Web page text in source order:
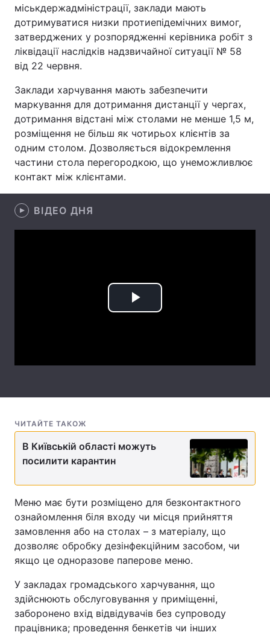
Економіка Світ
Спорт Наука
Техно і зв'язок
Зброя Інциденти
Здоров'я
Цікавинки Погода
Екологія Регіони
Лонгріди
Відео з Youtube Статті
Вакансії
Тема оформлення
міськдержадміністрації, заклади мають
дотримуватися низки протиепідемічних вимог,
затверджених у розпорядженні керівника робіт з
ліквідації наслідків надзвичайної ситуації № 58
від 22 червня.
Заклади харчування мають забезпечити
маркування для дотримання дистанції у чергах,
дотримання відстані між столами не менше 1,5 м,
розміщення не більш як чотирьох клієнтів за
одним столом. Дозволяється відокремлення
частини стола перегородкою, що унеможливлює
контакт між клієнтами.
ВІДЕО ДНЯ
Play
ЧИТАЙТЕ ТАКОЖ
В Київській області можуть
посилити карантин
Меню має бути розміщено для безконтактного
ознайомлення біля входу чи місця прийняття
замовлення або на столах – з матеріалу, що
дозволяє обробку дезінфекційним засобом, чи
якщо це одноразове паперове меню.
У закладах громадського харчування, що
здійснюють обслуговування у приміщенні,
заборонено вхід відвідувачів без супроводу
працівника; проведення бенкетів чи інших